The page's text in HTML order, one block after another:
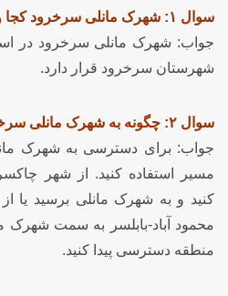
سوال ۱: شهرک مانلی سرخرود کجا واقع شده است؟
جواب: شهرک مانلی سرخرود در
شهرستان سرخرود قرار دارد.
سوال ۲: چگونه به شهرک مانلی سرخرود دسترسی دارم؟
جواب: برای دسترسی به شهرک
مسیر استفاده کنید. از شهر
کنید و به شهرک مانلی برسید یا
محمود آباد-بابلسر به سمت شهرک
منطقه دسترسی پیدا کنید.